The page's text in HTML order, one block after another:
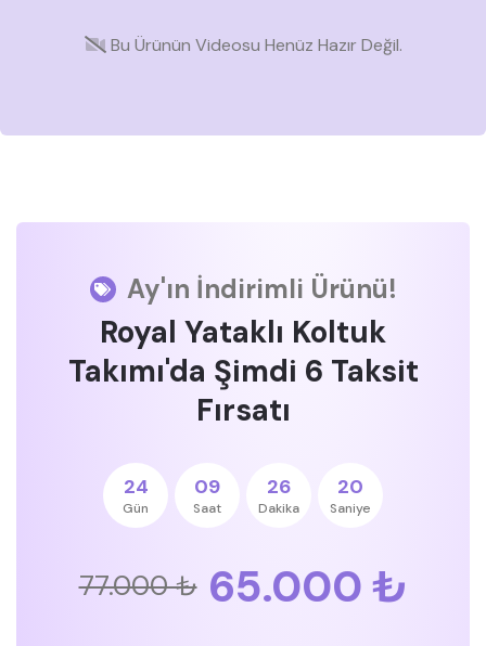
Bu Ürünün Videosu Henüz Hazır Değil.
Ay'ın İndirimli Ürünü!
Royal Yataklı Koltuk
Takımı'da Şimdi 6 Taksit
Fırsatı
24
Gün
09
Saat
26
Dakika
19
Saniye
77.000 ₺ 65.000 ₺